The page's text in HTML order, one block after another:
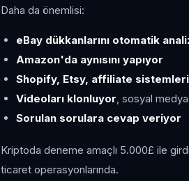
Daha da önemlisi:
eBay dükkanlarını otomatik
Amazon'da aynısını yapıyor
Shopify, Etsy, affiliate
Videoları klonluyor, sosyal
Sorulan sorulara cevap veriyor
Kriptoda deneme amaçlı 5.000£ ile
ticaret operasyonlarında.